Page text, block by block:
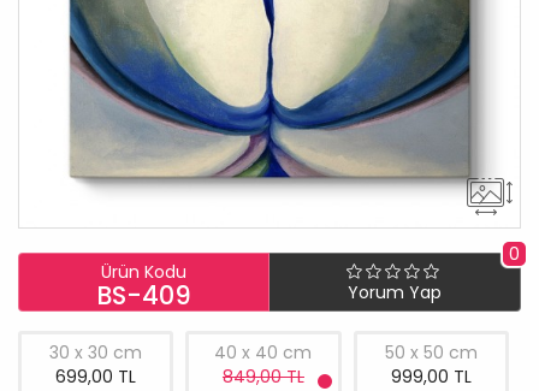
Ürün Kodu
BS-409
0
Yorum Yap
30 x 30 cm
699,00 TL
40 x 40 cm
849,00 TL
50 x 50 cm
999,00 TL